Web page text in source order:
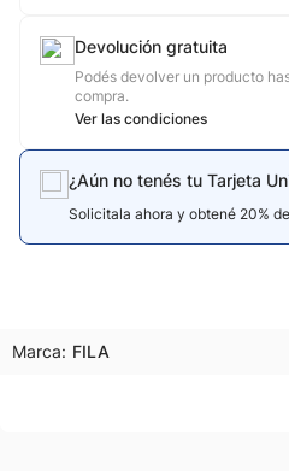
Devolución gratuita
Podés devolver un producto
compra.
Ver las condiciones
¿Aún no tenés tu Tarjeta
Solicitala ahora y obtené 20%
Marca: FILA